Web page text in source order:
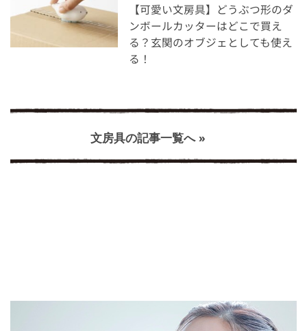
【可愛い文房具】どうぶつ形のダ
ンボールカッターはどこで買え
る？玄関のオブジェとしても使え
る！
文房具の記事一覧へ »